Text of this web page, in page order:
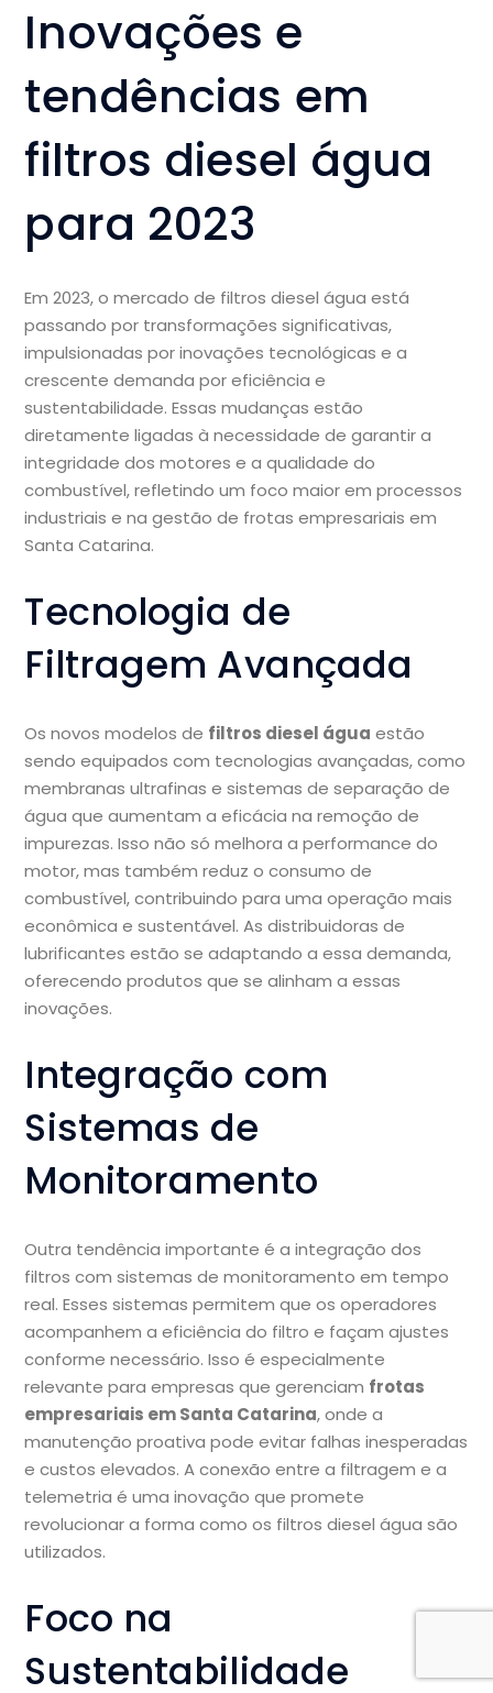
Inovações e
tendências em
filtros diesel água
para 2023
Em 2023, o mercado de filtros diesel água está
passando por transformações significativas,
impulsionadas por inovações tecnológicas e a
crescente demanda por eficiência e
sustentabilidade. Essas mudanças estão
diretamente ligadas à necessidade de garantir a
integridade dos motores e a qualidade do
combustível, refletindo um foco maior em processos
industriais e na gestão de frotas empresariais em
Santa Catarina.
Tecnologia de
Filtragem Avançada
Os novos modelos de filtros diesel água estão
sendo equipados com tecnologias avançadas, como
membranas ultrafinas e sistemas de separação de
água que aumentam a eficácia na remoção de
impurezas. Isso não só melhora a performance do
motor, mas também reduz o consumo de
combustível, contribuindo para uma operação mais
econômica e sustentável. As distribuidoras de
lubrificantes estão se adaptando a essa demanda,
oferecendo produtos que se alinham a essas
inovações.
Integração com
Sistemas de
Monitoramento
Outra tendência importante é a integração dos
filtros com sistemas de monitoramento em tempo
real. Esses sistemas permitem que os operadores
acompanhem a eficiência do filtro e façam ajustes
conforme necessário. Isso é especialmente
relevante para empresas que gerenciam frotas
empresariais em Santa Catarina, onde a
manutenção proativa pode evitar falhas inesperadas
e custos elevados. A conexão entre a filtragem e a
telemetria é uma inovação que promete
revolucionar a forma como os filtros diesel água são
utilizados.
Foco na
Sustentabilidade